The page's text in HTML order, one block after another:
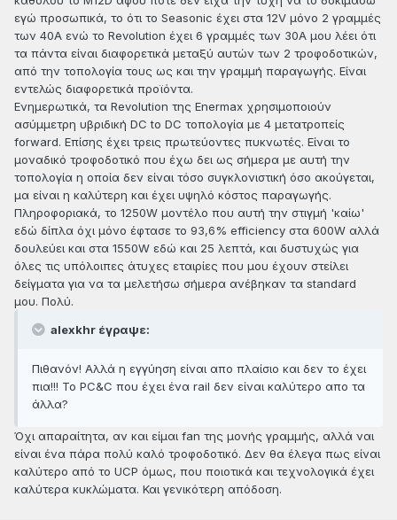
εγώ προσωπικά, το ότι το Seasonic έχει στα 12V μόνο 2 γραμμές
των 40Α ενώ το Revolution έχει 6 γραμμές των 30Α μου λέει ότι
τα πάντα είναι διαφορετικά μεταξύ αυτών των 2 τροφοδοτικών,
από την τοπολογία τους ως και την γραμμή παραγωγής. Είναι
εντελώς διαφορετικά προϊόντα.
Ενημερωτικά, τα Revolution της Enermax χρησιμοποιούν
ασύμμετρη υβριδική DC to DC τοπολογία με 4 μετατροπείς
forward. Επίσης έχει τρεις πρωτεύοντες πυκνωτές. Είναι το
μοναδικό τροφοδοτικό που έχω δει ως σήμερα με αυτή την
τοπολογία η οποία δεν είναι τόσο συγκλονιστική όσο ακούγεται,
μα είναι η καλύτερη και έχει υψηλό κόστος παραγωγής.
Πληροφοριακά, το 1250W μοντέλο που αυτή την στιγμή 'καίω'
εδώ δίπλα όχι μόνο έφτασε το 93,6% efficiency στα 600W αλλά
δουλεύει και στα 1550W εδώ και 25 λεπτά, και δυστυχώς για
όλες τις υπόλοιπες άτυχες εταιρίες που μου έχουν στείλει
δείγματα για να τα μελετήσω σήμερα ανέβηκαν τα standard
μου. Πολύ.
alexkhr έγραψε:
Πιθανόν! Αλλά η εγγύηση είναι απο πλαίσιο και δεν το έχει
πια!!! Το PC&C που έχει ένα rail δεν είναι καλύτερο απο τα
άλλα?
Όχι απαραίτητα, αν και είμαι fan της μονής γραμμής, αλλά ναι
είναι ένα πάρα πολύ καλό τροφοδοτικό. Δεν θα έλεγα πως είναι
καλύτερο από το UCP όμως, που ποιοτικά και τεχνολογικά έχει
καλύτερα κυκλώματα. Και γενικότερη απόδοση.